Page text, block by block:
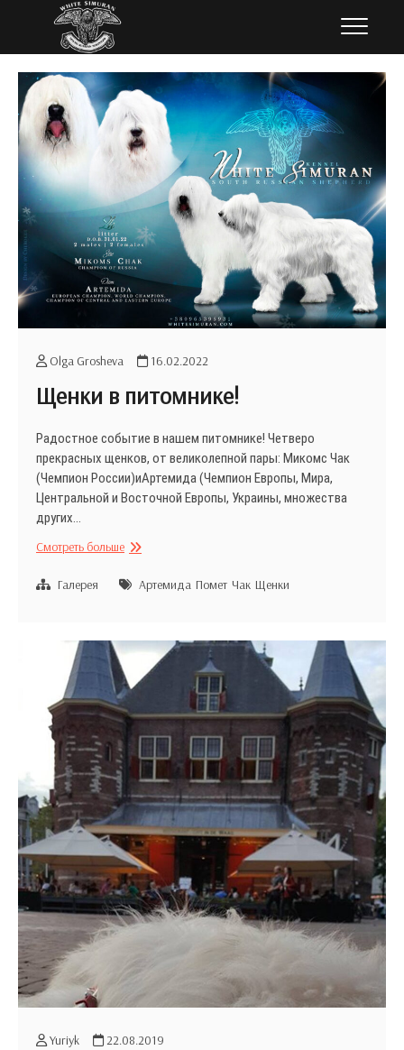
содержимому
Olga Grosheva 16.02.2022
Щенки в питомнике!
Радостное событие в нашем питомнике! Четверо
прекрасных щенков, от великолепной пары: Микомс Чак
(Чемпион России)иАртемида (Чемпион Европы, Мира,
Центральной и Восточной Европы, Украины, множества
других…
Смотреть большеЩенки
питомнике!
Галерея Артемида Помет Чак Щенки
Yuriyk 22.08.2019